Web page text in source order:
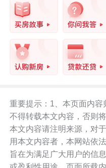
重要提示：1、本页面内
不得转载本文内容，否则
本文内容请注明来源，对
用本文内容者，本网站依
旨在为满足广大用户的信